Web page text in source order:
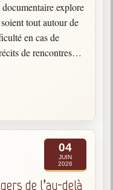
explore
tout autour de
en cas de
de rencontres
avoir…
04
JUIN
2026
de l’au-delà